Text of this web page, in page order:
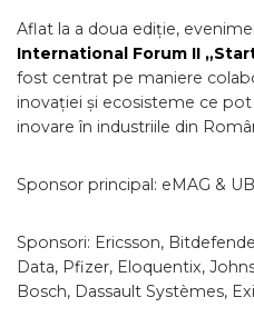
Aflat la a doua ediție,
International Forum II
fost centrat pe maniere
inovației și ecosisteme ce
inovare în industriile din
Sponsor principal: eMAG &
Sponsori: Ericsson,
Data, Pfizer, Eloquentix,
Bosch, Dassault Systèmes,